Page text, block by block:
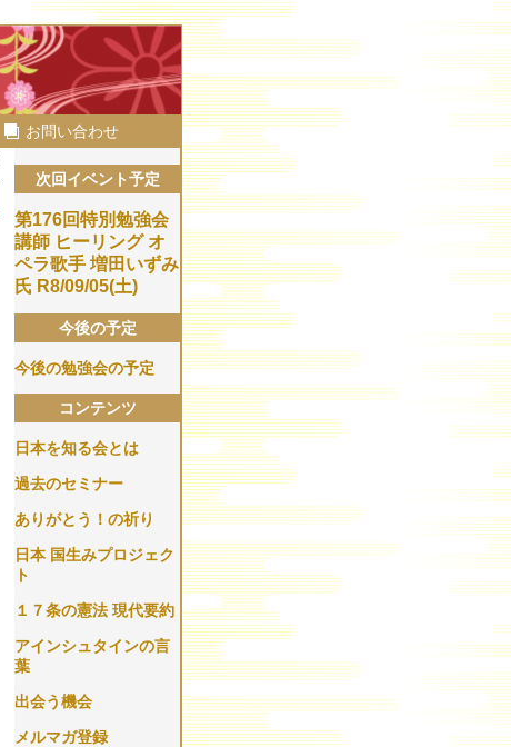
お問い合わせ
次回イベント予定
第176回特別勉強会
講師​ ヒーリング オ
ペラ歌手 増田いずみ
氏 R8/09/05(土)
今後の予定
今後の勉強会の予定
コンテンツ
日本を知る会とは
過去のセミナー
ありがとう！の祈り
日本 国生みプロジェク
ト
１７条の憲法 現代要約
アインシュタインの言
葉
出会う機会
メルマガ登録